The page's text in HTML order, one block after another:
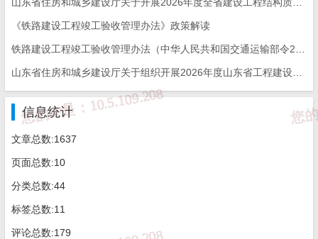
问题6：锚杆拉拔力检测合格后，是否可以不进
行注浆饱满度检测？
有拉拔力满足设计要求并不能完全反映锚杆注浆施
工质量。
《铁路建设工程竣工验收管理办法》政策解读
信息统计
文章总数:1637
页面总数:10
分类总数:44
标签总数:11
评论总数:179